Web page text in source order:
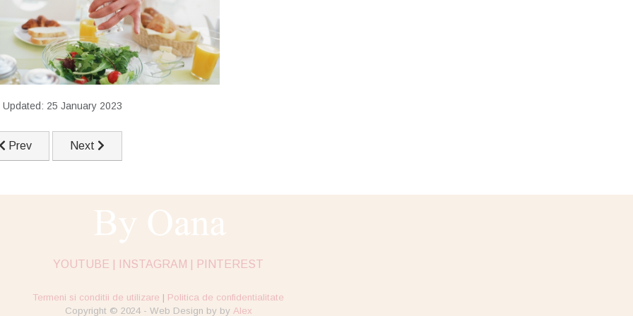
Updated: 25 January 2023
article: Cum să-ți aprovizionezi cămara
Prev Next article: Cum să reziști tentației de a cheltui
Next
YOUTUBE | INSTAGRAM | PINTEREST
Termeni si conditii de utilizare | Politica de confidentialitate
Copyright © 2024 - Web Design by by Alex